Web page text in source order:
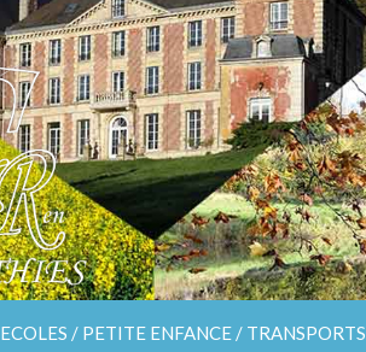
ECOLES / PETITE ENFANCE / TRANSPORTS